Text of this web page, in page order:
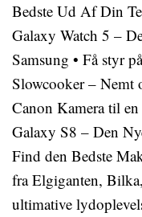
Bedste Ud Af Din
Galaxy Watch 5 –
Samsung • Få styr
Slowcooker –
Canon Kamera til
Galaxy S8 – Den
Find den Bedste
fra Elgiganten,
ultimative